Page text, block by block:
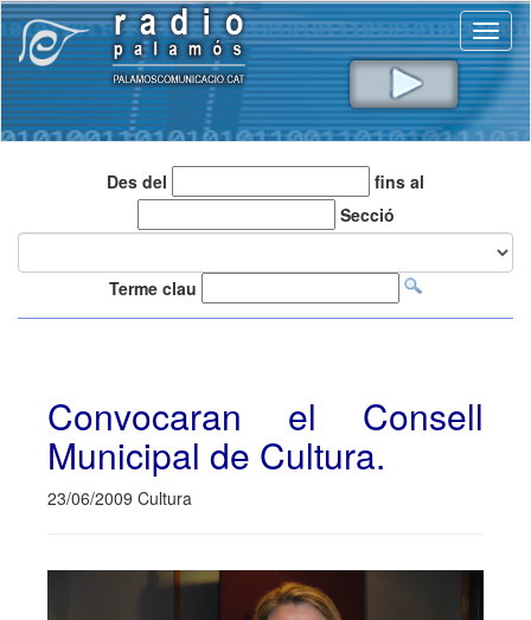
Des del
fins al
Secció
Terme clau
Convocaran el Consell
Municipal de Cultura.
23/06/2009 Cultura